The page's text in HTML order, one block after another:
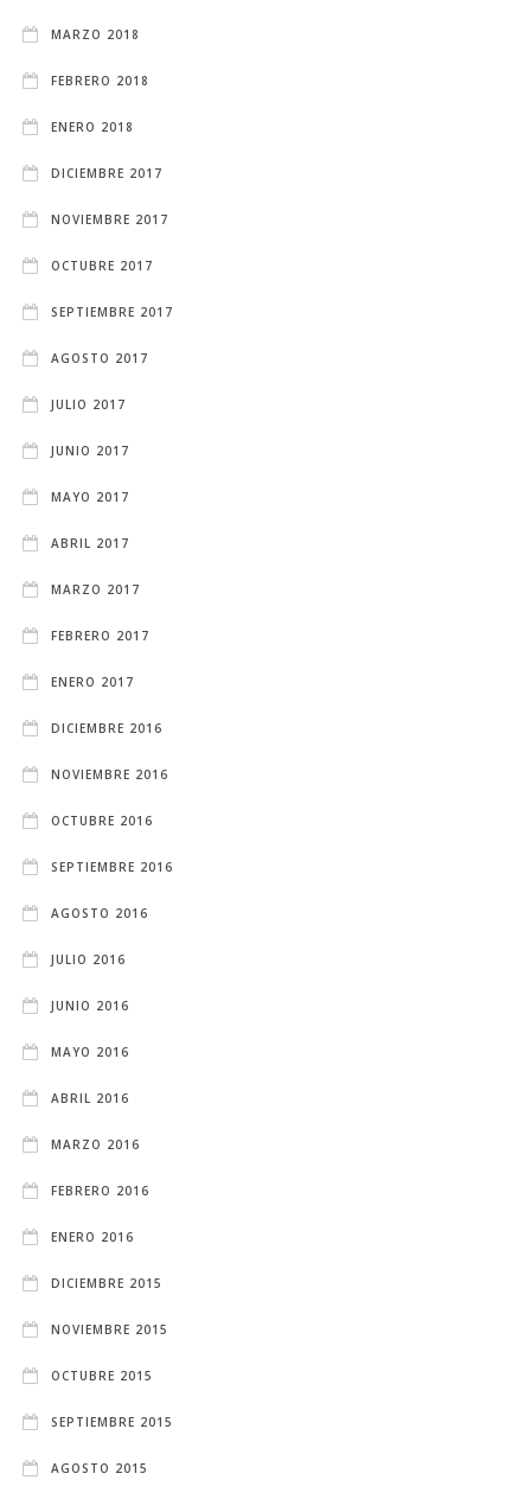
MARZO 2018
FEBRERO 2018
ENERO 2018
DICIEMBRE 2017
NOVIEMBRE 2017
OCTUBRE 2017
SEPTIEMBRE 2017
AGOSTO 2017
JULIO 2017
JUNIO 2017
MAYO 2017
ABRIL 2017
MARZO 2017
FEBRERO 2017
ENERO 2017
DICIEMBRE 2016
NOVIEMBRE 2016
OCTUBRE 2016
SEPTIEMBRE 2016
AGOSTO 2016
JULIO 2016
JUNIO 2016
MAYO 2016
ABRIL 2016
MARZO 2016
FEBRERO 2016
ENERO 2016
DICIEMBRE 2015
NOVIEMBRE 2015
OCTUBRE 2015
SEPTIEMBRE 2015
AGOSTO 2015